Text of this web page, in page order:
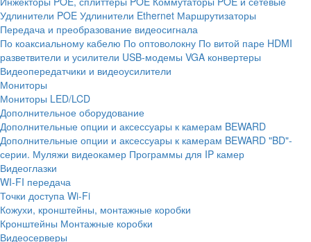
Удлинители POE Удлинители Ethernet Маршрутизаторы
Передача и преобразование видеосигнала
По коаксиальному кабелю По оптоволокну По витой паре HDMI
разветвители и усилители USB-модемы VGA конвертеры
Видеопередатчики и видеоусилители
Мониторы
Мониторы LED/LCD
Дополнительное оборудование
Дополнительные опции и аксессуары к камерам BEWARD
Дополнительные опции и аксессуары к камерам BEWARD "BD"-
серии. Муляжи видеокамер Программы для IP камер
Видеоглазки
WI-FI передача
Точки доступа Wi-Fi
Кожухи, кронштейны, монтажные коробки
Кронштейны Монтажные коробки
Видеосерверы